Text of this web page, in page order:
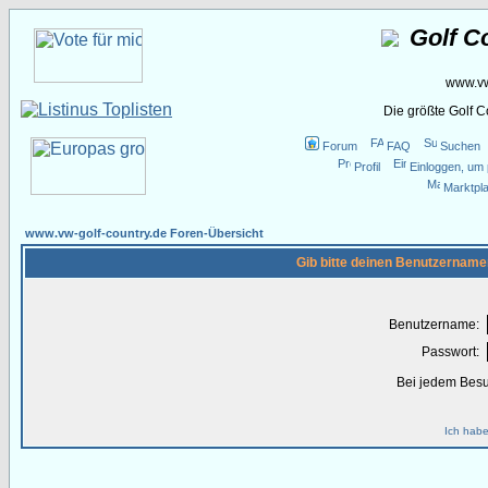
Golf
Die größte Golf
Forum FAQ
Suchen
Profil
Einloggen,
www.vw-golf-country.de Foren-Übersicht
Gib bitte deinen
Benutzername:
Passwort:
Bei jedem
Ich